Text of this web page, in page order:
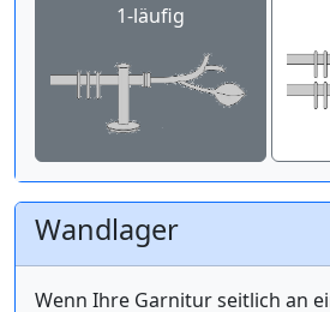
1-läufig
Wandlager
Wenn Ihre Garnitur seitlich an